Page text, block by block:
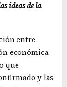
ideas de la
entre
económica
que
y las